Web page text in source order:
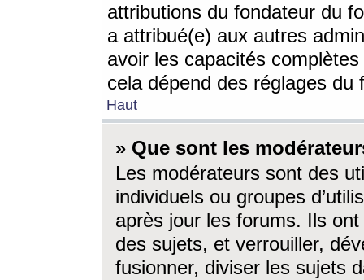
attributions du fondateur du
a attribué(e) aux autres
avoir les capacités
cela dépend des réglages du
Haut
» Que sont les
Les modérateurs sont des
individuels ou groupes
après jour les forums. Ils ont
des sujets, et verrouiller,
fusionner, diviser les sujets